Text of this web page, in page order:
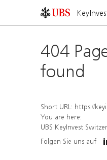
404
found
Short URL: https://keyinvest-
You are here:
UBS KeyInvest
Folgen Sie uns auf